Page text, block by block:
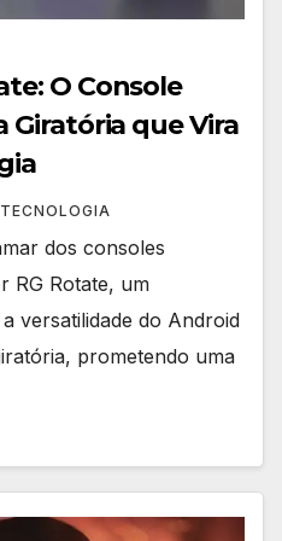
O Console
Giratória que Vira
dos consoles
RG Rotate, um
versatilidade do Android
prometendo uma